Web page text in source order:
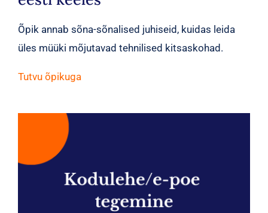
Õpik annab sõna-sõnalised juhiseid, kuidas leida
üles müüki mõjutavad tehnilised kitsaskohad.
Tutvu õpikuga